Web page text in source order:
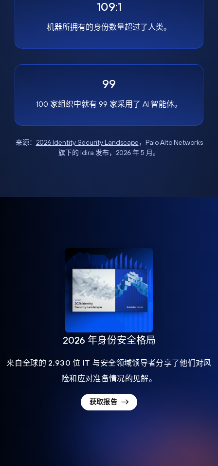
109:1
机器所拥有的身份数量超过了人类。
99
100 家组织中就有 99 家采用了 AI 智能体。
来源： 2026 Identity Security Landscape，Palo Alto Networks
旗下的 Idira 发布，2026 年 5 月。
2026 年身份安全格局
来自全球的 2,930 位 IT 与安全领域领导者分享了他们对风
险和应对准备情况的见解。
获取报告